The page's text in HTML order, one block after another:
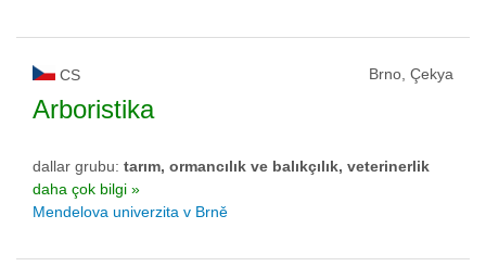
CS Brno, Çekya
Arboristika
dallar grubu: tarım, ormancılık ve balıkçılık, veterinerlik
daha çok bilgi »
Mendelova univerzita v Brně